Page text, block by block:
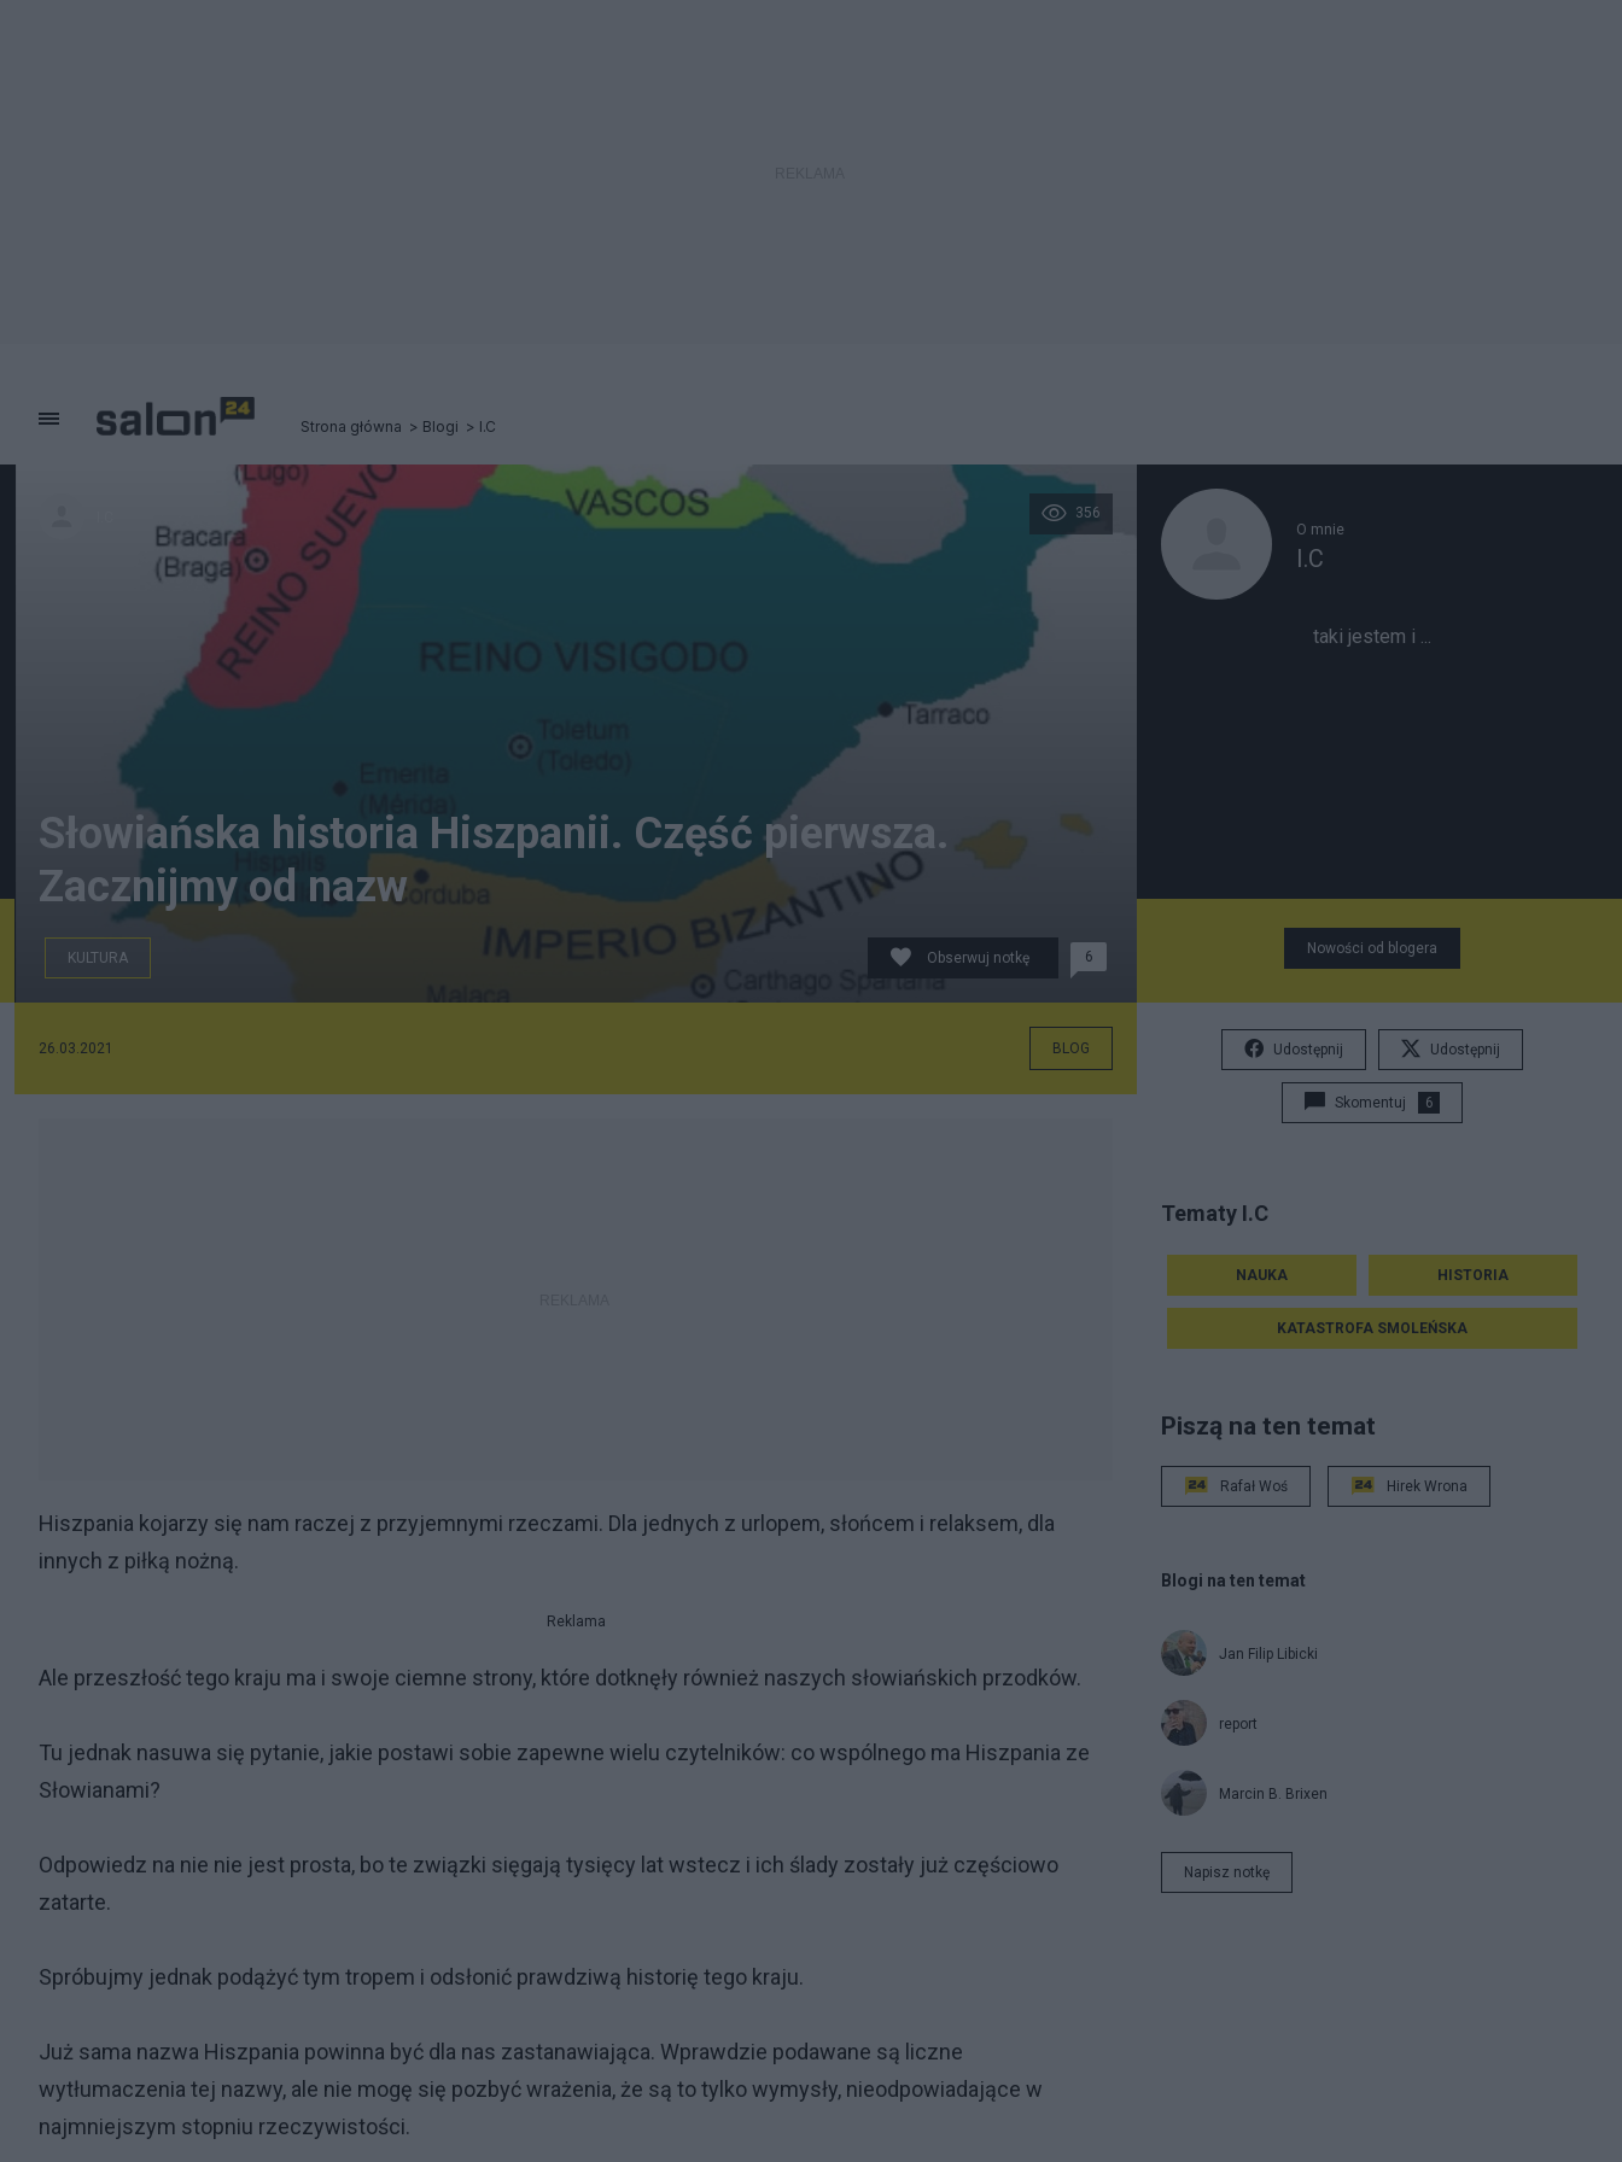
Strona główna Blogi I.C
356
Słowiańska historia Hiszpanii. Część pierwsza.
Zacznijmy od nazw
KULTURA Obserwuj notkę 6
26.03.2021 BLOG
Hiszpania kojarzy się nam raczej z przyjemnymi rzeczami. Dla jednych z urlopem, słońcem i relaksem, dla
innych z piłką nożną.
Reklama
Ale przeszłość tego kraju ma i swoje ciemne strony, które dotknęły również naszych słowiańskich przodków.
Tu jednak nasuwa się pytanie, jakie postawi sobie zapewne wielu czytelników: co wspólnego ma Hiszpania ze
Słowianami?
Odpowiedz na nie nie jest prosta, bo te związki sięgają tysięcy lat wstecz i ich ślady zostały już częściowo
zatarte.
Spróbujmy jednak podążyć tym tropem i odsłonić prawdziwą historię tego kraju.
Już sama nazwa Hiszpania powinna być dla nas zastanawiająca. Wprawdzie podawane są liczne
wytłumaczenia tej nazwy, ale nie mogę się pozbyć wrażenia, że są to tylko wymysły, nieodpowiadające w
najmniejszym stopniu rzeczywistości.
O mnie
I.C
taki jestem i ...
Nowości od blogera
Udostępnij Udostępnij
Skomentuj 6
Tematy I.C
NAUKA HISTORIA
KATASTROFA SMOLEŃSKA
Piszą na ten temat
Rafał Woś Hirek Wrona
Blogi na ten temat
Jan Filip Libicki
report
Marcin B. Brixen
Napisz notkę